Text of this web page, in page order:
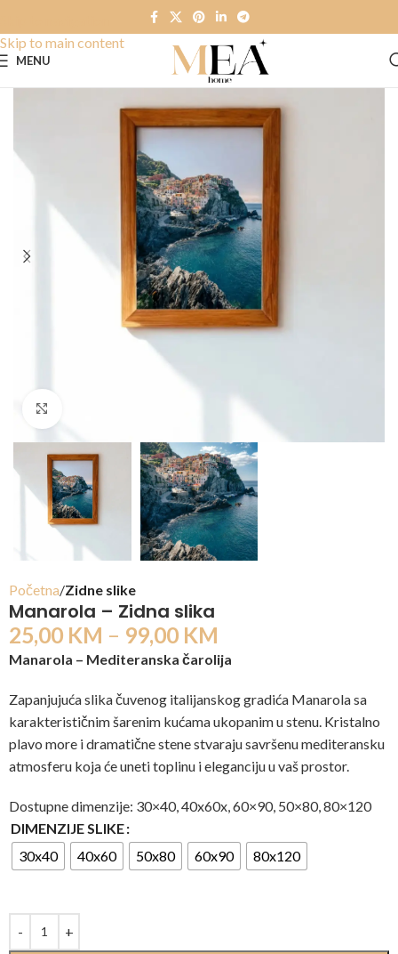
Skip to main content
MENU
Početna Zidne slike
Manarola – Zidna slika
25,00 KM – 99,00 KM
Manarola – Mediteranska čarolija
Zapanjujuća slika čuvenog italijanskog gradića Manarola sa
karakterističnim šarenim kućama ukopanim u stenu. Kristalno
plavo more i dramatične stene stvaraju savršenu mediteransku
atmosferu koja će uneti toplinu i eleganciju u vaš prostor.
Dostupne dimenzije: 30×40, 40x60x, 60×90, 50×80, 80×120
DIMENZIJE SLIKE
30x40
40x60 50x80 60x90 80x120